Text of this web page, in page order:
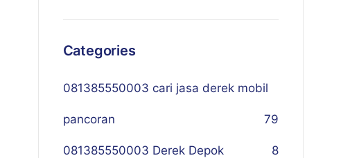
Categories
081385550003 cari jasa derek mobil
pancoran 79
081385550003 Derek Depok 8